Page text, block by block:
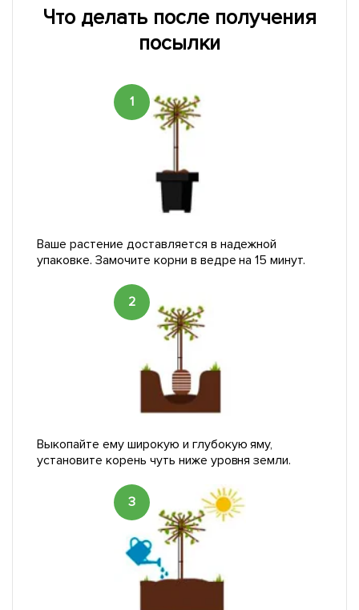
Что делать после получения
посылки
1
Ваше растение доставляется в надежной
упаковке. Замочите корни в ведре на 15 минут.
2
Выкопайте ему широкую и глубокую яму,
установите корень чуть ниже уровня земли.
3